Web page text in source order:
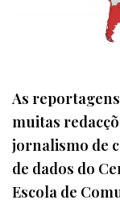
As
muitas
jornalismo de
de dados do
Escola de